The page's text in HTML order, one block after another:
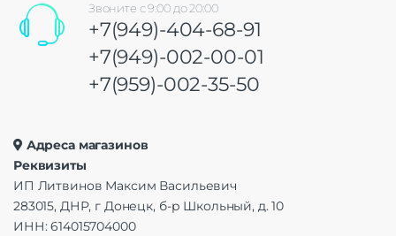
Звоните с 9:00 до 20:00
+7(949)-404-68-91
+7(949)-002-00-01
+7(959)-002-35-50
Адреса магазинов
Реквизиты
ИП Литвинов Максим Васильевич
283015, ДНР, г Донецк, б-р Школьный, д. 10
ИНН: 614015704000